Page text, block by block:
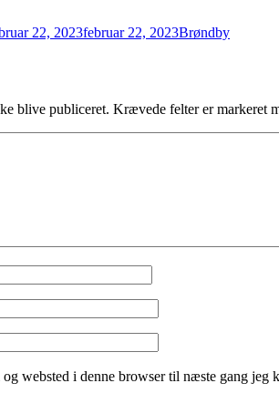
22, 2023februar 22, 2023Brøndby
blive publiceret. Krævede felter er markeret
websted i denne browser til næste gang jeg